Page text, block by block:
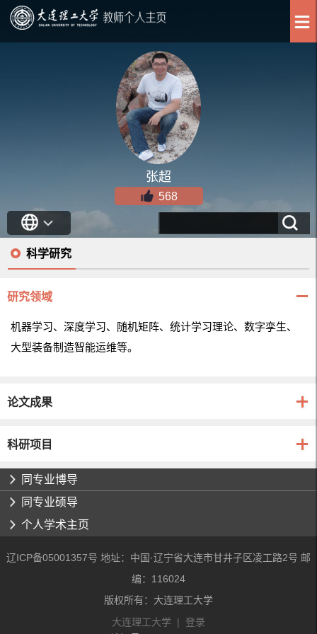
张超
568
科学研究
研究领域
机器学习、深度学习、随机矩阵、统计学习理论、数字孪生、
大型装备制造智能运维等。
论文成果
科研项目
同专业博导
同专业硕导
个人学术主页
辽ICP备05001357号 地址：中国·辽宁省大连市甘井子区凌工路2号 邮
编：116024
版权所有：大连理工大学
大连理工大学 | 登录